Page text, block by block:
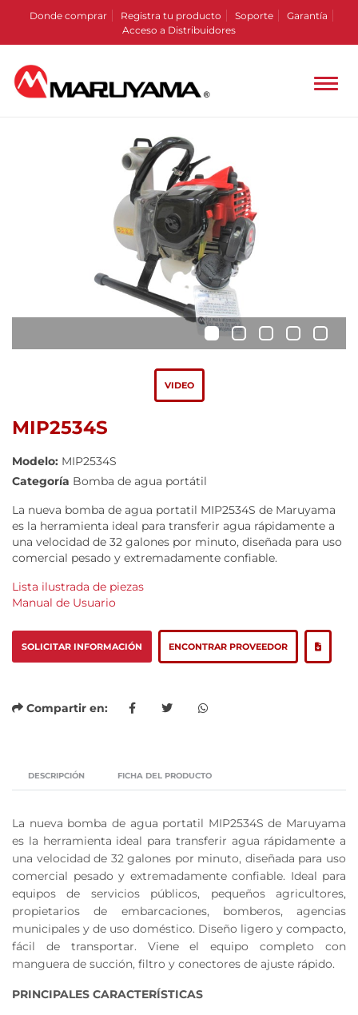
Donde comprar Registra tu producto Soporte
Garantía
Acceso a Distribuidores
• • • •
VIDEO
MIP2534S
Modelo: MIP2534S
Categoría Bomba de agua portátil
La nueva bomba de agua portatil MIP2534S de Maruyama
es la herramienta ideal para transferir agua rápidamente a
una velocidad de 32 galones por minuto, diseñada para uso
comercial pesado y extremadamente confiable.
Lista ilustrada de piezas
Manual de Usuario
SOLICITAR INFORMACIÓN ENCONTRAR PROVEEDOR
Compartir en:
DESCRIPCIÓN FICHA DEL PRODUCTO
La nueva bomba de agua portatil MIP2534S de Maruyama
es la herramienta ideal para transferir agua rápidamente a
una velocidad de 32 galones por minuto, diseñada para uso
comercial pesado y extremadamente confiable. Ideal para
equipos de servicios públicos, pequeños agricultores,
propietarios de embarcaciones, bomberos, agencias
municipales y de uso doméstico. Diseño ligero y compacto,
fácil de transportar. Viene el equipo completo con
manguera de succión, filtro y conectores de ajuste rápido.
PRINCIPALES CARACTERÍSTICAS